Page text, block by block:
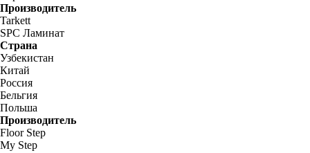
Производитель
Tarkett
SPC Ламинат
Страна
Узбекистан
Китай
Россия
Бельгия
Польша
Производитель
Floor Step
My Step